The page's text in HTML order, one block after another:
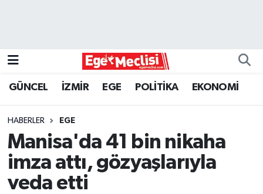
GÜNCEL İZMİR EGE POLİTİKA EKONOMİ
HABERLER EGE
Manisa'da 41 bin nikaha
imza attı, gözyaşlarıyla
veda etti
GÜNCEL
İZMİR
ÖZEL HABER